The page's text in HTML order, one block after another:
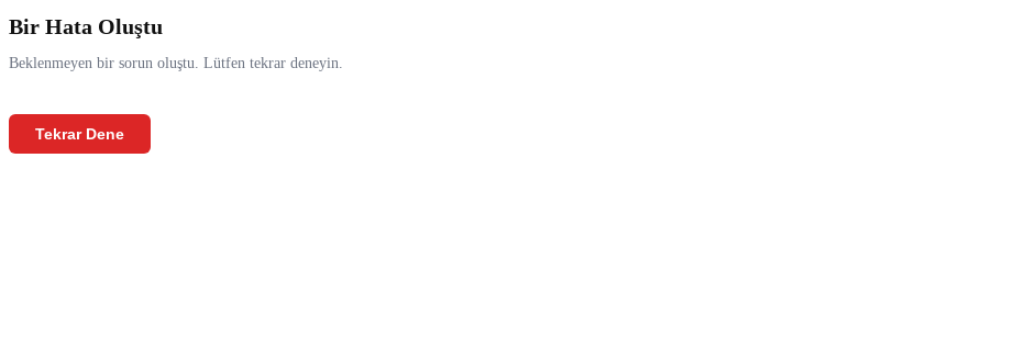
Bir Hata Oluştu
Beklenmeyen bir sorun oluştu. Lütfen tekrar deneyin.
Tekrar Dene